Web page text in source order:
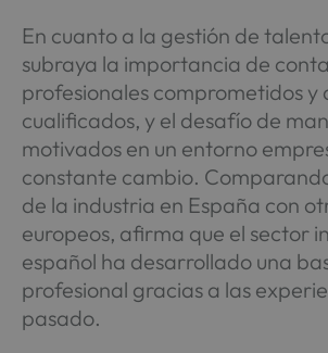
En cuanto a la gestión de
subraya la importancia de
profesionales comprometidos y
cualificados, y el desafío de
motivados en un entorno
constante cambio.
de la industria en España con
europeos, afirma que el sector
español ha desarrollado una
profesional gracias a las
pasado.